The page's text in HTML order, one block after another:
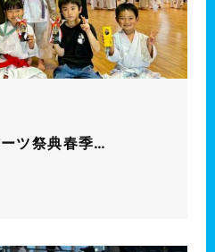
ツ祭典春季…